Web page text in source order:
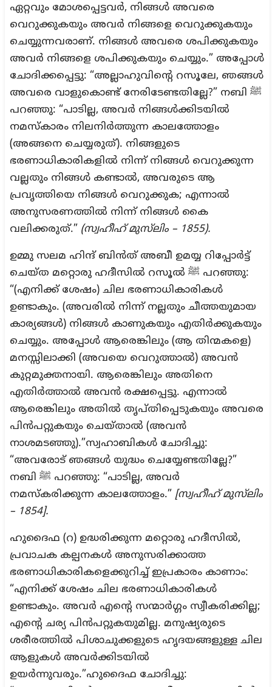
ഏറ്റവും മോശപ്പെട്ടവർ, നിങ്ങൾ അവരെ
വെറുക്കുകയും അവർ നിങ്ങളെ വെറുക്കുകയും
ചെയ്യുന്നവരാണ്. നിങ്ങൾ അവരെ ശപിക്കുകയും
അവർ നിങ്ങളെ ശപിക്കുകയും ചെയ്യും.” അപ്പോൾ
ചോദിക്കപ്പെട്ടു: “അല്ലാഹുവിന്റെ റസൂലേ, ഞങ്ങൾ
അവരെ വാളുകൊണ്ട് നേരിടേണ്ടതില്ലേ?” നബി ﷺ
പറഞ്ഞു: “പാടില്ല, അവർ നിങ്ങൾക്കിടയിൽ
നമസ്കാരം നിലനിർത്തുന്ന കാലത്തോളം
(അങ്ങനെ ചെയ്യരുത്). നിങ്ങളുടെ
ഭരണാധികാരികളിൽ നിന്ന് നിങ്ങൾ വെറുക്കുന്ന
വല്ലതും നിങ്ങൾ കണ്ടാൽ, അവരുടെ ആ
പ്രവൃത്തിയെ നിങ്ങൾ വെറുക്കുക; എന്നാൽ
അനുസരണത്തിൽ നിന്ന് നിങ്ങൾ കൈ
വലിക്കരുത്.” (സ്വഹീഹ് മുസ്‌ലിം – 1855).
ഉമ്മു സലമ ഹിന്ദ് ബിൻത് അബീ ഉമയ്യ റിപ്പോർട്ട്
ചെയ്ത മറ്റൊരു ഹദീസിൽ റസൂൽ ﷺ പറഞ്ഞു:
“(എനിക്ക് ശേഷം) ചില ഭരണാധികാരികൾ
ഉണ്ടാകും. (അവരിൽ നിന്ന് നല്ലതും ചീത്തയുമായ
കാര്യങ്ങൾ) നിങ്ങൾ കാണുകയും എതിർക്കുകയും
ചെയ്യും. അപ്പോൾ ആരെങ്കിലും (ആ തിന്മകളെ)
മനസ്സിലാക്കി (അവയെ വെറുത്താൽ) അവൻ
കുറ്റമുക്തനായി. ആരെങ്കിലും അതിനെ
എതിർത്താൽ അവൻ രക്ഷപ്പെട്ടു. എന്നാൽ
ആരെങ്കിലും അതിൽ തൃപ്തിപ്പെടുകയും അവരെ
പിൻപറ്റുകയും ചെയ്താൽ (അവൻ
നാശമടഞ്ഞു).”സ്വഹാബികൾ ചോദിച്ചു:
“അവരോട് ഞങ്ങൾ യുദ്ധം ചെയ്യേണ്ടതില്ലേ?”
നബി ﷺ പറഞ്ഞു: “പാടില്ല, അവർ
നമസ്കരിക്കുന്ന കാലത്തോളം.” [സ്വഹീഹ് മുസ്‌ലിം
– 1854].
ഹുദൈഫ (റ) ഉദ്ധരിക്കുന്ന മറ്റൊരു ഹദീസിൽ,
പ്രവാചക കല്പനകൾ അനുസരിക്കാത്ത
ഭരണാധികാരികളെക്കുറിച്ച് ഇപ്രകാരം കാണാം:
“എനിക്ക് ശേഷം ചില ഭരണാധികാരികൾ
ഉണ്ടാകും. അവർ എന്റെ സന്മാർഗ്ഗം സ്വീകരിക്കില്ല;
എന്റെ ചര്യ പിൻപറ്റുകയുമില്ല. മനുഷ്യരുടെ
ശരീരത്തിൽ പിശാചുക്കളുടെ ഹൃദയങ്ങളുള്ള ചില
ആളുകൾ അവർക്കിടയിൽ
ഉയർന്നുവരും.”ഹുദൈഫ ചോദിച്ചു: